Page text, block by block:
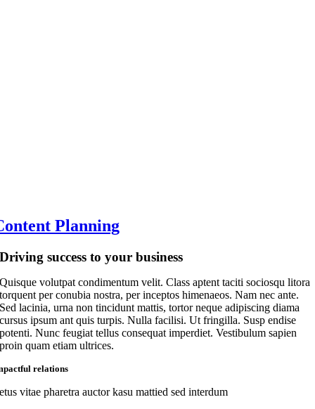
Planning
Driving success to your business
Quisque volutpat condimentum velit. Class aptent taciti sociosqu litora
torquent per conubia nostra, per inceptos himenaeos. Nam nec ante.
Sed lacinia, urna non tincidunt mattis, tortor neque adipiscing diama
cursus ipsum ant quis turpis. Nulla facilisi. Ut fringilla. Susp endise
potenti. Nunc feugiat tellus consequat imperdiet. Vestibulum sapien
proin quam etiam ultrices.
relations
vitae pharetra auctor kasu mattied sed interdum